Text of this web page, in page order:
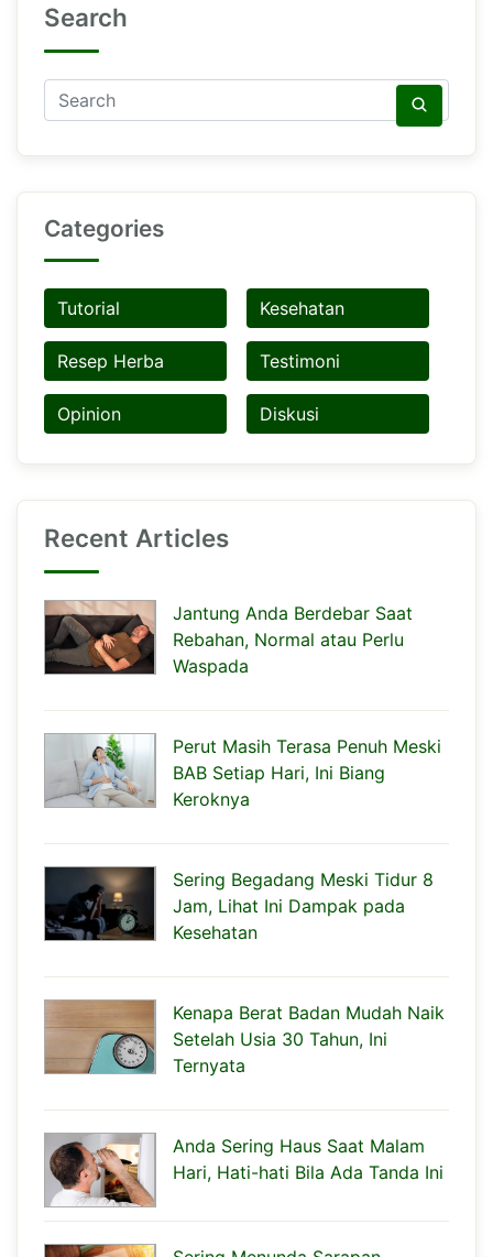
Search
Categories
Tutorial Kesehatan
Resep Herba Testimoni
Opinion Diskusi
Recent Articles
Jantung Anda Berdebar Saat
Rebahan, Normal atau Perlu
Waspada
Perut Masih Terasa Penuh Meski
BAB Setiap Hari, Ini Biang
Keroknya
Sering Begadang Meski Tidur 8
Jam, Lihat Ini Dampak pada
Kesehatan
Kenapa Berat Badan Mudah Naik
Setelah Usia 30 Tahun, Ini
Ternyata
Anda Sering Haus Saat Malam
Hari, Hati-hati Bila Ada Tanda Ini